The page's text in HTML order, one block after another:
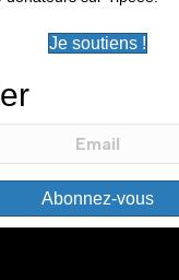
Je soutiens !
Abonnez-vous